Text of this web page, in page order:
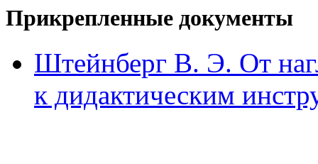
Прикрепленные документы
Штейнберг В. Э. От
к дидактическим